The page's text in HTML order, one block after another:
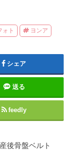
ォト ヨンア
シェア
送る
feedly
後骨盤ベルト